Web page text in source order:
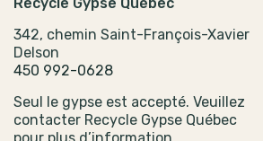
342, chemin Saint-François-Xavier
Delson
450 992-0628
Seul le gypse est accepté. Veuillez
contacter Recycle Gypse Québec